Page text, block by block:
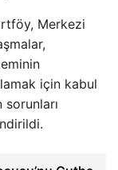
Merkezi
için kabul